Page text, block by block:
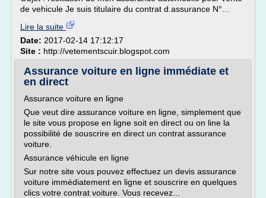
de vehicule Je suis titulaire du contrat d.assurance N°...
Lire la suite
Date: 2017-02-14 17:12:17
Site : http://vetementscuir.blogspot.com
Assurance voiture en ligne immédiate et
en direct
Assurance voiture en ligne
Que veut dire assurance voiture en ligne, simplement que
le site vous propose en ligne soit en direct ou on line la
possibilité de souscrire en direct un contrat assurance
voiture.
Assurance véhicule en ligne
Sur notre site vous pouvez effectuez un devis assurance
voiture immédiatement en ligne et souscrire en quelques
clics votre contrat voiture. Vous recevez...